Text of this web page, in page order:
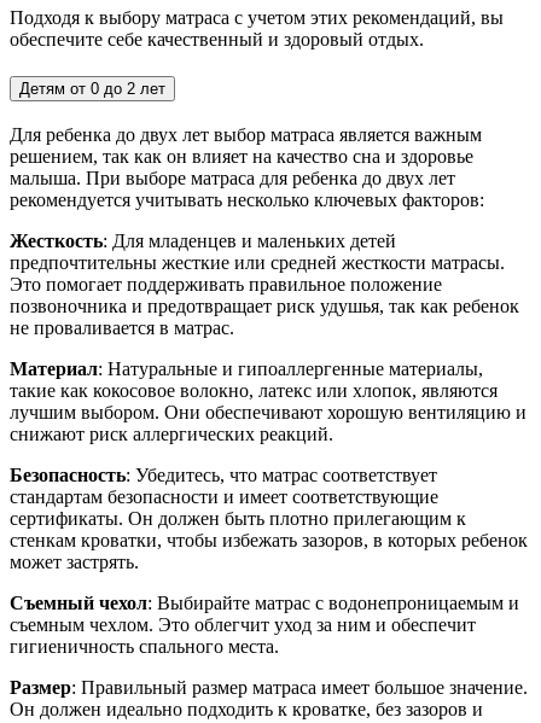
Подходя к выбору матраса с учетом этих рекомендаций, вы
обеспечите себе качественный и здоровый отдых.
Детям от 0 до 2 лет
Для ребенка до двух лет выбор матраса является важным
решением, так как он влияет на качество сна и здоровье
малыша. При выборе матраса для ребенка до двух лет
рекомендуется учитывать несколько ключевых факторов:
Жесткость: Для младенцев и маленьких детей
предпочтительны жесткие или средней жесткости матрасы.
Это помогает поддерживать правильное положение
позвоночника и предотвращает риск удушья, так как ребенок
не проваливается в матрас.
Материал: Натуральные и гипоаллергенные материалы,
такие как кокосовое волокно, латекс или хлопок, являются
лучшим выбором. Они обеспечивают хорошую вентиляцию и
снижают риск аллергических реакций.
Безопасность: Убедитесь, что матрас соответствует
стандартам безопасности и имеет соответствующие
сертификаты. Он должен быть плотно прилегающим к
стенкам кроватки, чтобы избежать зазоров, в которых ребенок
может застрять.
Съемный чехол: Выбирайте матрас с водонепроницаемым и
съемным чехлом. Это облегчит уход за ним и обеспечит
гигиеничность спального места.
Размер: Правильный размер матраса имеет большое значение.
Он должен идеально подходить к кроватке, без зазоров и